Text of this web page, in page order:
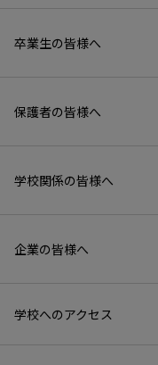
卒業生の皆様へ
保護者の皆様へ
学校関係の皆様へ
企業の皆様へ
学校へのアクセス